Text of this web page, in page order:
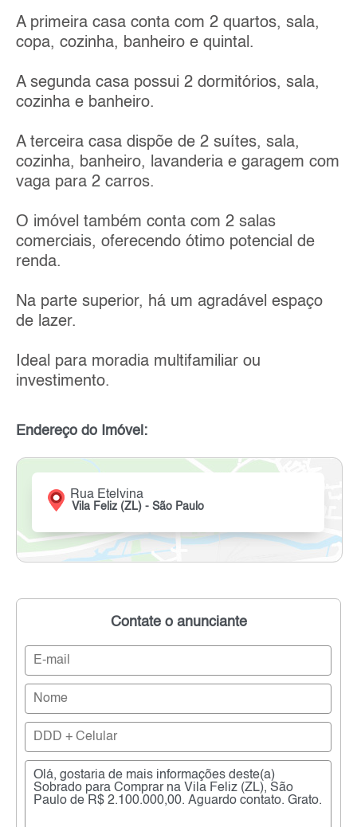
A primeira casa conta com 2 quartos, sala,
copa, cozinha, banheiro e quintal.
A segunda casa possui 2 dormitórios, sala,
cozinha e banheiro.
A terceira casa dispõe de 2 suítes, sala,
cozinha, banheiro, lavanderia e garagem com
vaga para 2 carros.
O imóvel também conta com 2 salas
comerciais, oferecendo ótimo potencial de
renda.
Na parte superior, há um agradável espaço
de lazer.
Ideal para moradia multifamiliar ou
investimento.
Endereço do Imóvel:
Rua Etelvina
Vila Feliz (ZL) - São Paulo
Contate o anunciante